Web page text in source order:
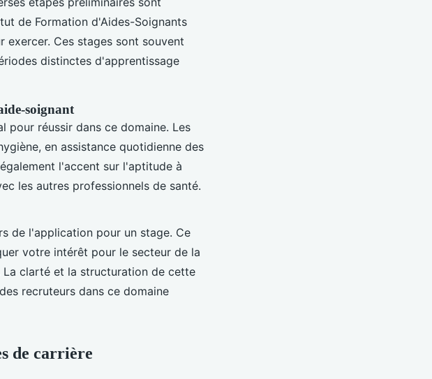
de Formation d'Aides-Soignants
exercer. Ces stages sont souvent
distinctes d'apprentissage
soignant
pour réussir dans ce domaine. Les
en assistance quotidienne des
l'accent sur l'aptitude à
les autres professionnels de santé.
de l'application pour un stage. Ce
votre intérêt pour le secteur de la
La clarté et la structuration de cette
recruteurs dans ce domaine
de carrière